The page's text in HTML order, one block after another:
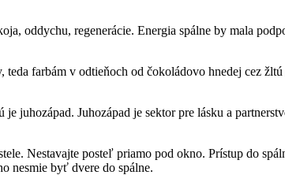
oddychu, regenerácie. Energia spálne by mala
farbám v odtieňoch od čokoládovo hnedej cez
je juhozápad. Juhozápad je sektor pre lásku a
Nestavajte posteľ priamo pod okno. Prístup do
nesmie byť dvere do spálne.